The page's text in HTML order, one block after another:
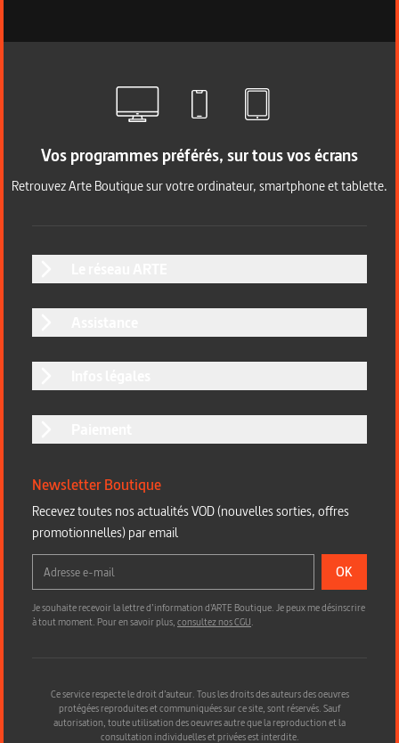
Vos programmes préférés, sur tous vos écrans
Retrouvez Arte Boutique sur votre ordinateur, smartphone et tablette.
Newsletter Boutique
Recevez toutes nos actualités VOD (nouvelles sorties, offres
promotionnelles) par email
OK
Je souhaite recevoir la lettre d’information d'ARTE Boutique. Je peux me désinscrire
à tout moment. Pour en savoir plus,consultez nos CGU.
Ce service respecte le droit d’auteur. Tous les droits des auteurs des oeuvres
protégées reproduites et communiquées sur ce site, sont réservés. Sauf
autorisation, toute utilisation des oeuvres autre que la reproduction et la
consultation individuelles et privées est interdite.